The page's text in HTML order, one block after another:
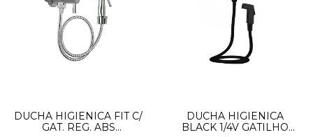
DUCHA HIGIENICA FIT C/
GAT. REG. ABS
DUCHA HIGIENICA
BLACK 1/4V GATILHO